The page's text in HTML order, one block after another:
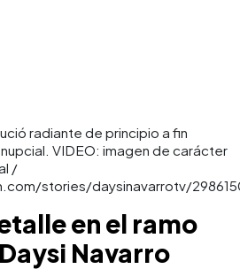
radiante de principio a fin
VIDEO: imagen de carácter
/
stories/daysinavarrotv/
en el ramo
Navarro